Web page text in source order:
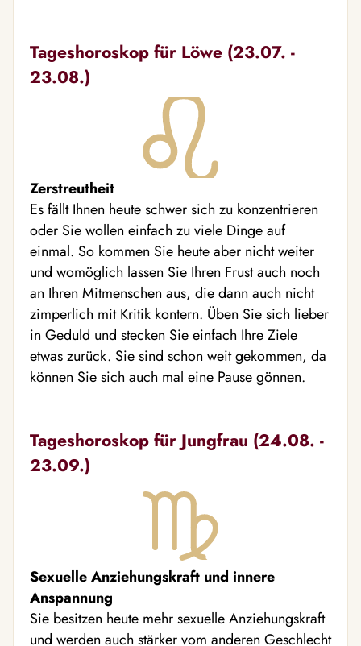
Tageshoroskop für Löwe (23.07. -
23.08.)
Zerstreutheit
Es fällt Ihnen heute schwer sich zu konzentrieren
oder Sie wollen einfach zu viele Dinge auf
einmal. So kommen Sie heute aber nicht weiter
und womöglich lassen Sie Ihren Frust auch noch
an Ihren Mitmenschen aus, die dann auch nicht
zimperlich mit Kritik kontern. Üben Sie sich lieber
in Geduld und stecken Sie einfach Ihre Ziele
etwas zurück. Sie sind schon weit gekommen, da
können Sie sich auch mal eine Pause gönnen.
Tageshoroskop für Jungfrau (24.08. -
23.09.)
Sexuelle Anziehungskraft und innere
Anspannung
Sie besitzen heute mehr sexuelle Anziehungskraft
und werden auch stärker vom anderen Geschlecht